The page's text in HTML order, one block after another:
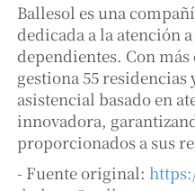
Ballesol es una
dedicada a la atención
dependientes. Con más
gestiona 55
asistencial basado en
innovadora,
proporcionados a sus
- Fuente original: